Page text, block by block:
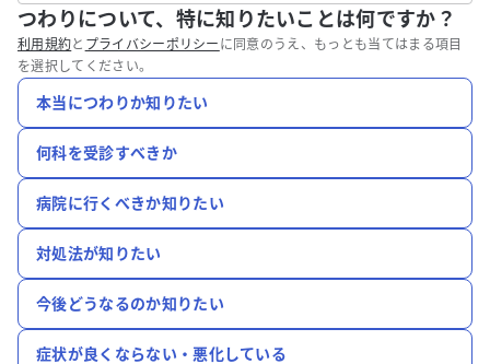
つわりについて、特に知りたいことは何ですか？
利用規約と プライバシーポリシー に同意のうえ、もっとも当てはまる項目
を選択してください。
本当につわりか知りたい
何科を受診すべきか
病院に行くべきか知りたい
対処法が知りたい
今後どうなるのか知りたい
症状が良くならない・悪化している